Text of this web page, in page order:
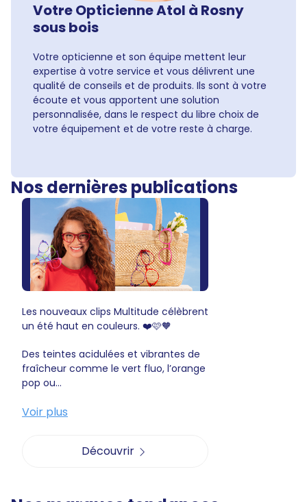
Votre Opticienne Atol à Rosny
sous bois
Votre opticienne et son équipe mettent leur
expertise à votre service et vous délivrent une
qualité de conseils et de produits. Ils sont à votre
écoute et vous apportent une solution
personnalisée, dans le respect du libre choix de
votre équipement et de votre reste à charge.
Nos dernières publications
Les nouveaux clips Multitude célèbrent
un été haut en couleurs. ❤️🩷🧡
Des teintes acidulées et vibrantes de
fraîcheur comme le vert fluo, l’orange
pop ou...
Voir plus
Découvrir